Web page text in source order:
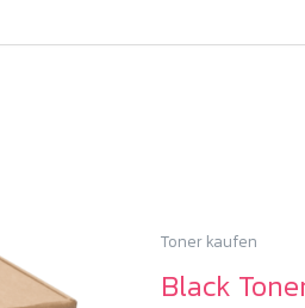
Toner kaufen
Black